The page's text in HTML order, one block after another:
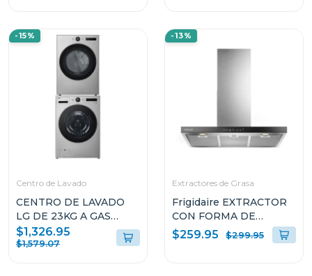
-15%
Centro de Lavado
CENTRO DE LAVADO
LG DE 23KG A GAS
COLOR GRIS
WM23VFXS6/DF74VFXS6B
$1,326.95
$1,579.07
-13%
Extractores de Grasa
Frigidaire EXTRACTOR
CON FORMA DE
CAMPANA DE 36" PARA
PARED L904EXI
$259.95 $299.95